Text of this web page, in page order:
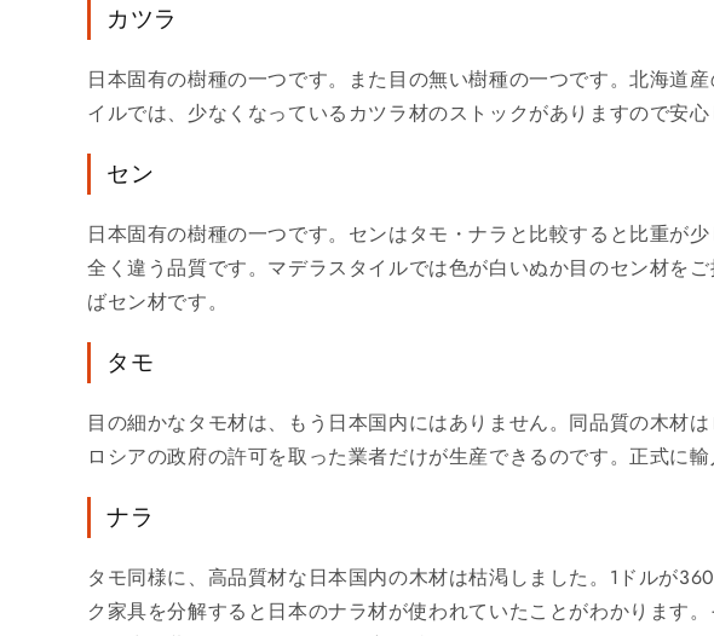
カツラ
日本固有の樹種の一つです。また目の無い樹種の一つです。北海道
イルでは、少なくなっているカツラ材のストックがありますので安
セン
日本固有の樹種の一つです。センはタモ・ナラと比較すると比重が
全く違う品質です。マデラスタイルでは色が白いぬか目のセン材を
ばセン材です。
タモ
目の細かなタモ材は、もう日本国内にはありません。同品質の木材
ロシアの政府の許可を取った業者だけが生産できるのです。正式に
ナラ
タモ同様に、高品質材な日本国内の木材は枯渇しました。1ドルが
ク家具を分解すると日本のナラ材が使われていたことがわかります